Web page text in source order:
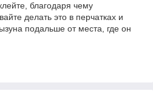
благодаря чему
делать это в перчатках и
подальше от места, где он